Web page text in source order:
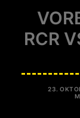
VORSTAND
RCR
23.